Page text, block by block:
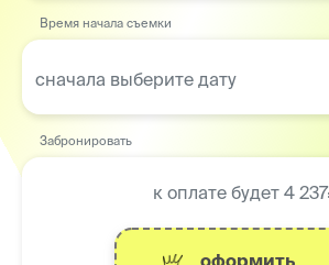
Время начала съемки
сначала выберите дату
Забронировать
к оплате будет 4 237